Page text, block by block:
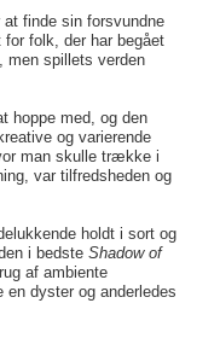
finde sin forsvundne
folk, der har begået
men spillets verden
hoppe med, og den
og varierende
man skulle trække i
var tilfredsheden og
holdt i sort og
i bedste Shadow of
af ambiente
dyster og anderledes